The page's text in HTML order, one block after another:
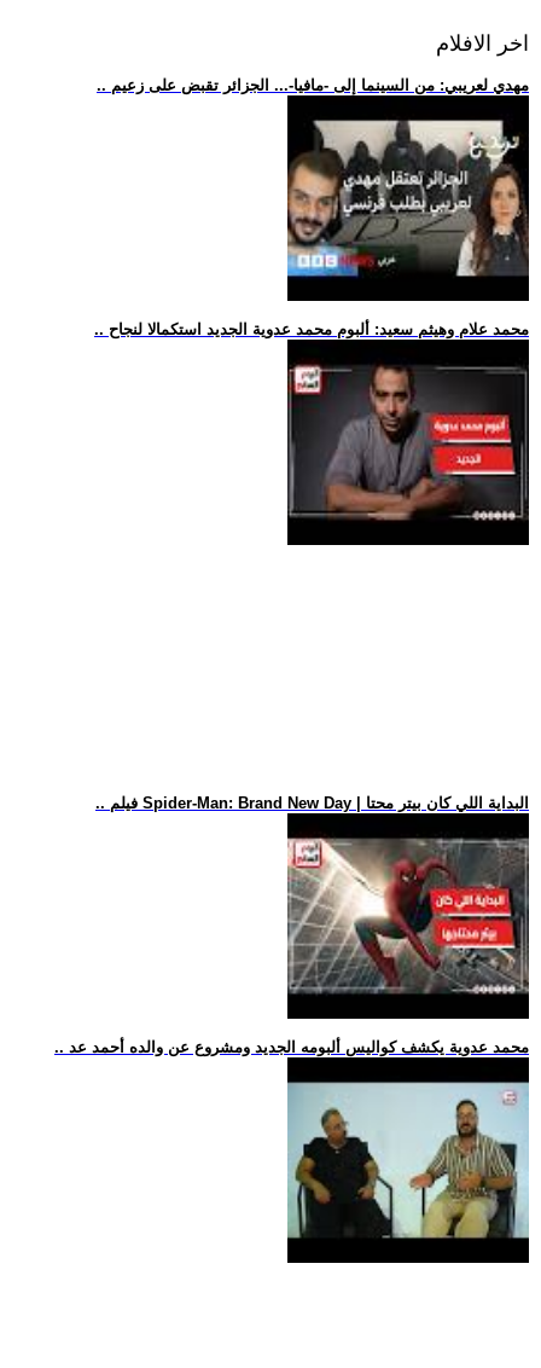
اخر الافلام
.. مهدي لعريبي: من السينما إلى -مافيا-... الجزائر تقبض على زعيم
.. محمد علام وهيثم سعيد: ألبوم محمد عدوية الجديد استكمالا لنجاح
.. فيلم Spider-Man: Brand New Day | البداية اللي كان بيتر محتا
.. محمد عدوية يكشف كواليس ألبومه الجديد ومشروع عن والده أحمد عد